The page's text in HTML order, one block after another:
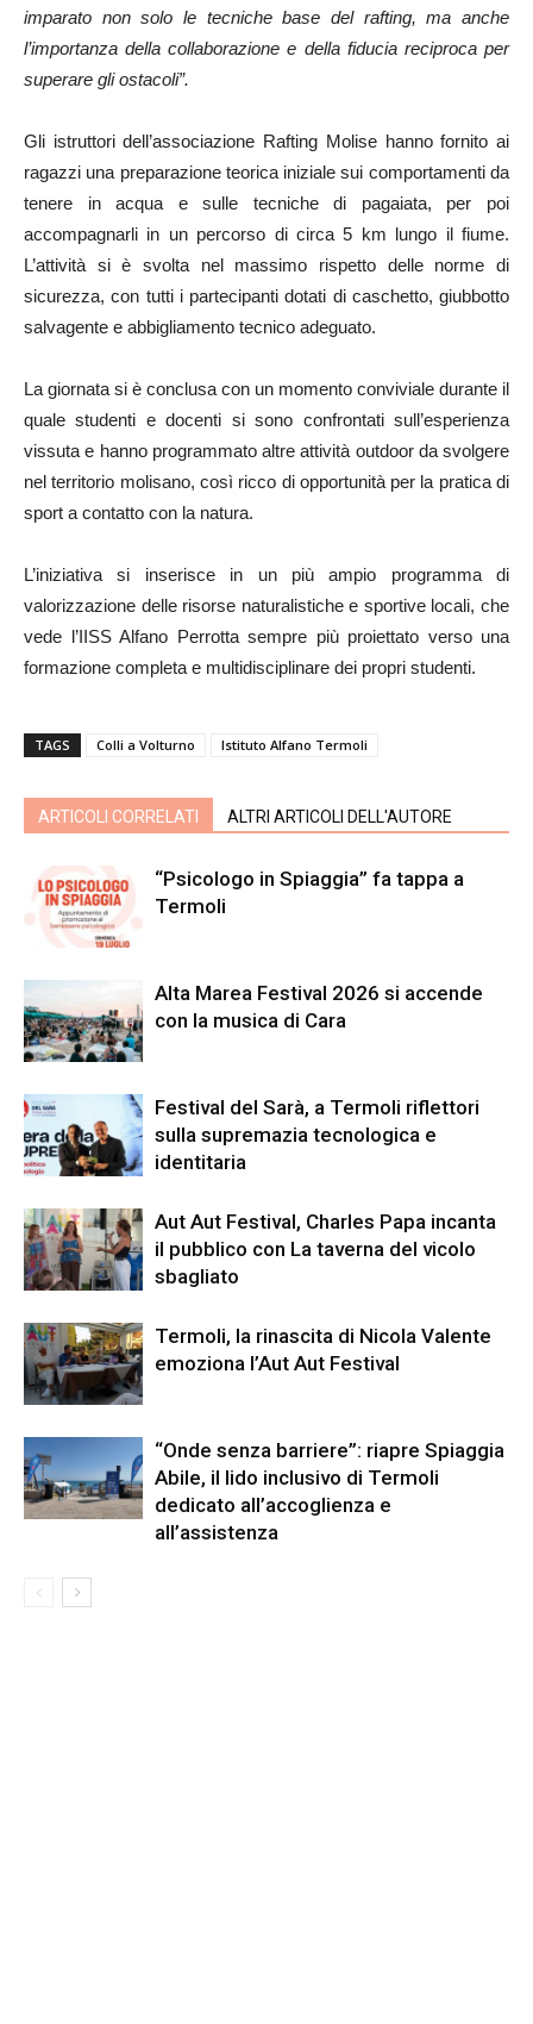
imparato non solo le tecniche base del rafting, ma anche
l’importanza della collaborazione e della fiducia reciproca per
superare gli ostacoli”.
Gli istruttori dell’associazione Rafting Molise hanno fornito ai
ragazzi una preparazione teorica iniziale sui comportamenti da
tenere in acqua e sulle tecniche di pagaiata, per poi
accompagnarli in un percorso di circa 5 km lungo il fiume.
L’attività si è svolta nel massimo rispetto delle norme di
sicurezza, con tutti i partecipanti dotati di caschetto, giubbotto
salvagente e abbigliamento tecnico adeguato.
La giornata si è conclusa con un momento conviviale durante il
quale studenti e docenti si sono confrontati sull’esperienza
vissuta e hanno programmato altre attività outdoor da svolgere
nel territorio molisano, così ricco di opportunità per la pratica di
sport a contatto con la natura.
L’iniziativa si inserisce in un più ampio programma di
valorizzazione delle risorse naturalistiche e sportive locali, che
vede l’IISS Alfano Perrotta sempre più proiettato verso una
formazione completa e multidisciplinare dei propri studenti.
TAGS Colli a Volturno Istituto Alfano Termoli
ARTICOLI CORRELATI ALTRI ARTICOLI DELL'AUTORE
“Psicologo in Spiaggia” fa tappa a
Termoli
Alta Marea Festival 2026 si accende
con la musica di Cara
Festival del Sarà, a Termoli riflettori
sulla supremazia tecnologica e
identitaria
Aut Aut Festival, Charles Papa incanta
il pubblico con La taverna del vicolo
sbagliato
Termoli, la rinascita di Nicola Valente
emoziona l’Aut Aut Festival
“Onde senza barriere”: riapre Spiaggia
Abile, il lido inclusivo di Termoli
dedicato all’accoglienza e
all’assistenza